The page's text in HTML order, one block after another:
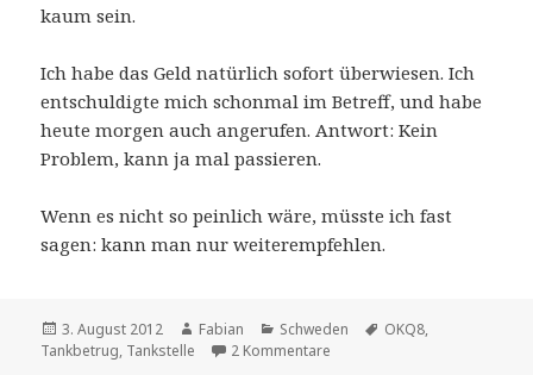
kaum sein.
Ich habe das Geld natürlich sofort überwiesen. Ich
entschuldigte mich schonmal im Betreff, und habe
heute morgen auch angerufen. Antwort: Kein
Problem, kann ja mal passieren.
Wenn es nicht so peinlich wäre, müsste ich fast
sagen: kann man nur weiterempfehlen.
Veröffentlicht
am
3. August 2012 Autor
Fabian Kategorien
Schweden Schlagwörter
OKQ8,
Tankbetrug, Tankstelle 2 Kommentare